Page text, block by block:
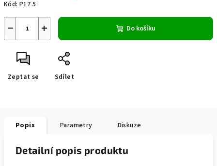
Kód: P17 5
+
− Do košíku
Zeptat se Sdílet
Popis Parametry Diskuze
Detailní popis produktu